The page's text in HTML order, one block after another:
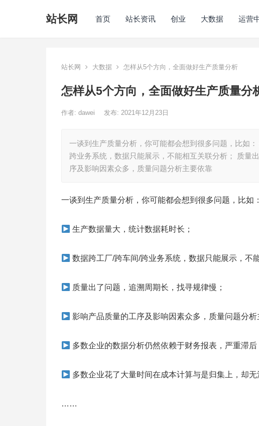
站长网 首页 站长资讯 创业 大数据 运营
站长网 大数据 怎样从5个方向，全面做好生产质量分析
怎样从5个方向，全面做好生产质量分
作者: dawei 发布: 2021年12月23日
一谈到生产质量分析，你可能都会想到很多问题，比如
跨业务系统，数据只能展示，不能相互关联分析； 质量
序及影响因素众多，质量问题分析主要依靠
一谈到生产质量分析，你可能都会想到很多问题，比如：
​生产数据量大，统计数据耗时长；
数据跨工厂/跨车间/跨业务系统，数据只能展示，不
​质量出了问题，追溯周期长，找寻规律慢；
影响产品质量的工序及影响因素众多，质量问题分析
多数企业的数据分析仍然依赖于财务报表，严重滞后
多数企业花了大量时间在成本计算与是归集上，却
……